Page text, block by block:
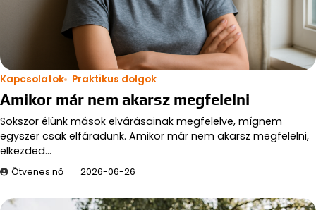
Kapcsolatok Praktikus dolgok
Amikor már nem akarsz megfelelni
Sokszor élünk mások elvárásainak megfelelve, mígnem
egyszer csak elfáradunk. Amikor már nem akarsz megfelelni,
elkezded…
Ötvenes nő 2026-06-26